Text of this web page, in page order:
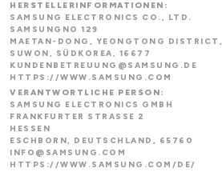
HERSTELLERINFORMATIONEN:
SAMSUNG ELECTRONICS CO., LTD.
SAMSUNGNO 129
MAETAN-DONG, YEONGTONG DISTRICT,
SUWON, SÜDKOREA, 16677
KUNDENBETREUUNG@SAMSUNG.DE
HTTPS://WWW.SAMSUNG.COM
VERANTWORTLICHE PERSON:
SAMSUNG ELECTRONICS GMBH
FRANKFURTER STRASSE 2
HESSEN
ESCHBORN, DEUTSCHLAND, 65760
INFO@SAMSUNG.COM
HTTPS://WWW.SAMSUNG.COM/DE/